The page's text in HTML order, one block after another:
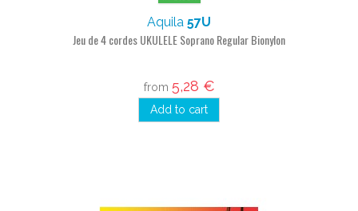
Aquila 57U
Jeu de 4 cordes UKULELE Soprano Regular Bionylon
from 5,28 €
Add to cart